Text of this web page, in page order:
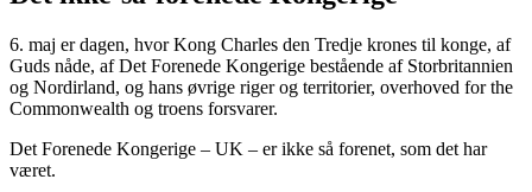
6. maj er dagen, hvor Kong Charles den Tredje krones til konge, af
Guds nåde, af Det Forenede Kongerige bestående af Storbritannien
og Nordirland, og hans øvrige riger og territorier, overhoved for the
Commonwealth og troens forsvarer.
Det Forenede Kongerige – UK – er ikke så forenet, som det har
været.